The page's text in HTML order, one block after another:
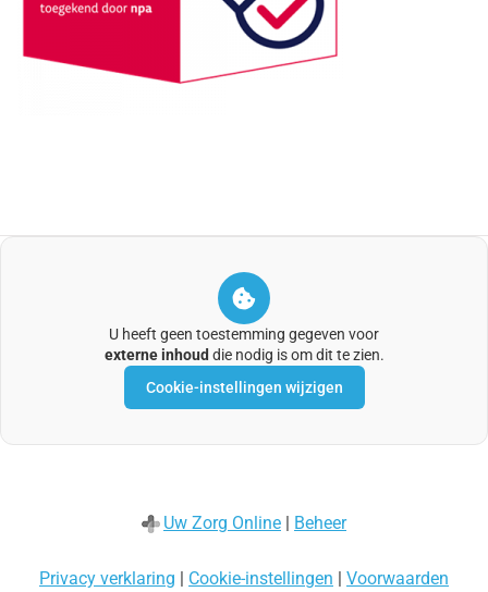
U heeft geen toestemming gegeven voor
externe inhoud die nodig is om dit te zien.
Cookie-instellingen wijzigen
Uw Zorg Online | Beheer
Privacy verklaring | Cookie-instellingen | Voorwaarden